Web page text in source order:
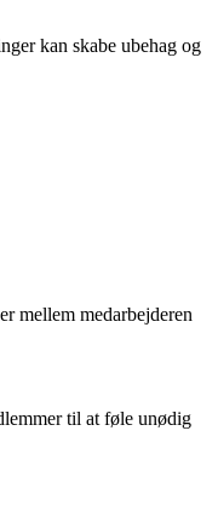
kan skabe ubehag og
mellem medarbejderen
til at føle unødig